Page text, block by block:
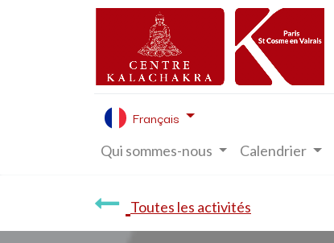
Français
Qui sommes-nous Calendrier
Toutes les activités